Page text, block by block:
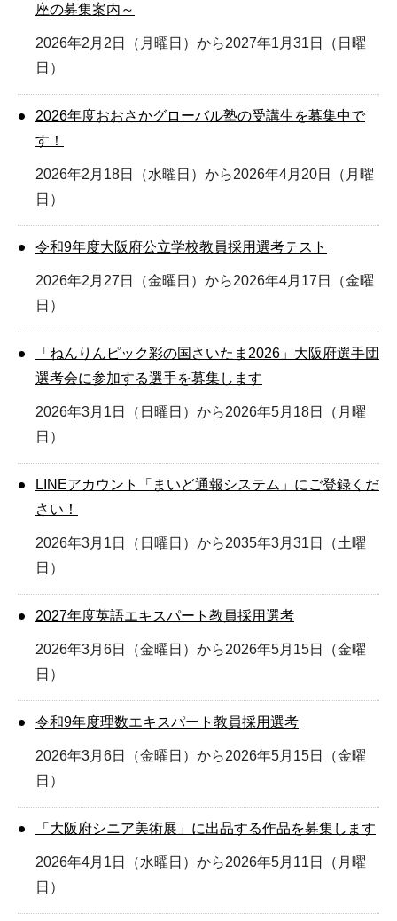
座の募集案内～
2026年2月2日（月曜日）から2027年1月31日（日曜
日）
2026年度おおさかグローバル塾の受講生を募集中で
す！
2026年2月18日（水曜日）から2026年4月20日（月曜
日）
令和9年度大阪府公立学校教員採用選考テスト
2026年2月27日（金曜日）から2026年4月17日（金曜
日）
「ねんりんピック彩の国さいたま2026」大阪府選手団
選考会に参加する選手を募集します
2026年3月1日（日曜日）から2026年5月18日（月曜
日）
LINEアカウント「まいど通報システム」にご登録くだ
さい！
2026年3月1日（日曜日）から2035年3月31日（土曜
日）
2027年度英語エキスパート教員採用選考
2026年3月6日（金曜日）から2026年5月15日（金曜
日）
令和9年度理数エキスパート教員採用選考
2026年3月6日（金曜日）から2026年5月15日（金曜
日）
「大阪府シニア美術展」に出品する作品を募集します
2026年4月1日（水曜日）から2026年5月11日（月曜
日）